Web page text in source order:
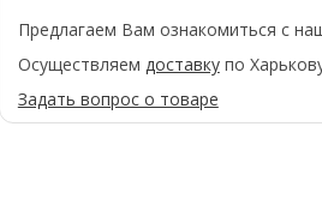
Предлагаем Вам ознакомиться с
Осуществляем доставкупо
Задать вопрос о товаре